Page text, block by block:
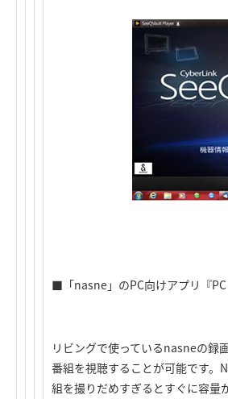
■「nasne」のPC向けアプリ『
リビングで使っているnasneの録
番組を視聴することが可能です。
組を撮りだめすぎるとすぐに容量